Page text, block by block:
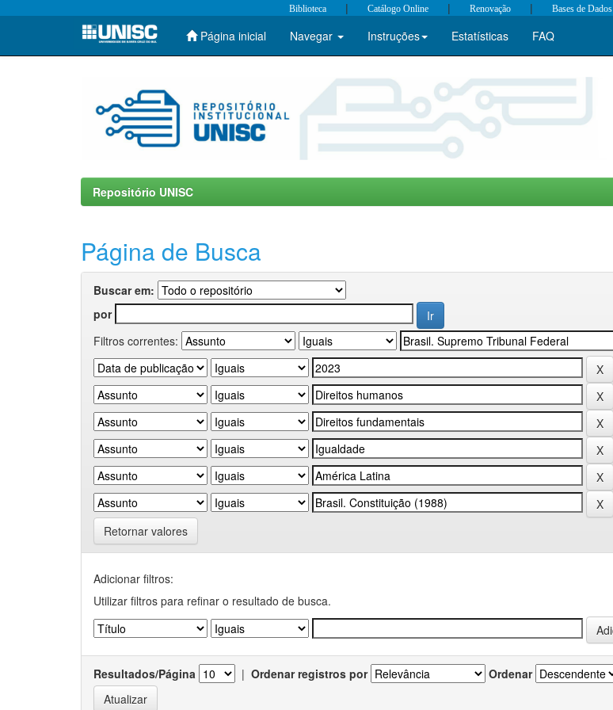
Skip
Biblioteca | Catálogo Online | Renovação | Bases de Dados
Página inicial Navegar Instruções Estatísticas FAQ
Repositório UNISC
Página de Busca
Buscar em:
por
Filtros correntes:
Retornar valores
Adicionar filtros:
Utilizar filtros para refinar o resultado de busca.
Resultados/Página | Ordenar registros por Ordenar